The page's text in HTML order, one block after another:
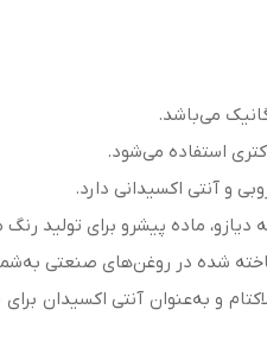
می‌باشد.
استفاده می‌شود.
و آنتی اکسیدانی دارد.
ماده پیشرو برای تولید رنگ
شده در روغن‌های صنعتی
و به‌عنوان آنتی اکسیدان